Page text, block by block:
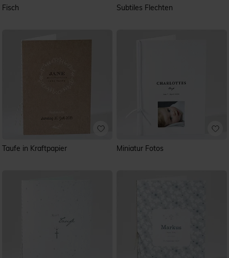
Fisch Subtiles Flechten
Taufe in Kraftpapier Miniatur Fotos